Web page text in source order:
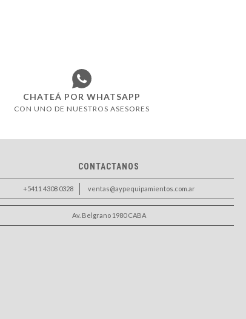
CHATEÁ POR WHATSAPP
CON UNO DE NUESTROS ASESORES
CONTACTANOS
+5411 4308 0328 ventas@aypequipamientos.com.ar
Av. Belgrano 1980 CABA